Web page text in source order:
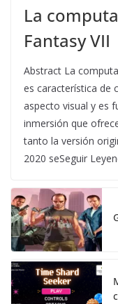
La
Fantasy VII
Abstract La
es característica de
aspecto visual y es
inmersión que
tanto la versión
2020 seSeguir